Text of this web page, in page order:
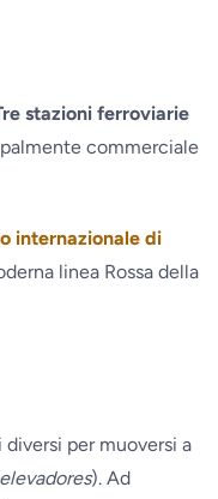
stazioni ferroviarie
commerciale
internazionale di
linea Rossa della
diversi per muoversi a
elevadores). Ad